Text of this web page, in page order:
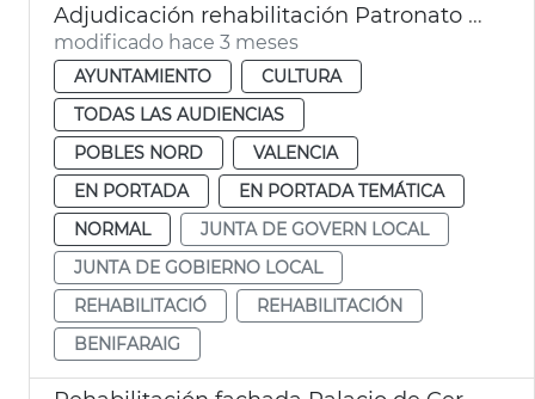
Adjudicación rehabilitación Patronato de Sant Josep Benifaraig
modificado hace 3 meses
AYUNTAMIENTO
CULTURA
TODAS LAS AUDIENCIAS
POBLES NORD
VALENCIA
EN PORTADA
EN PORTADA TEMÁTICA
NORMAL
JUNTA DE GOVERN LOCAL
JUNTA DE GOBIERNO LOCAL
REHABILITACIÓ
REHABILITACIÓN
BENIFARAIG